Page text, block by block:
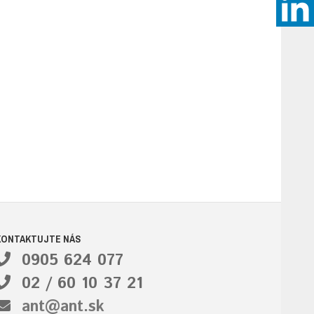
NÁS
0905 624 077
02 / 60 10 37 21
ant@ant.sk